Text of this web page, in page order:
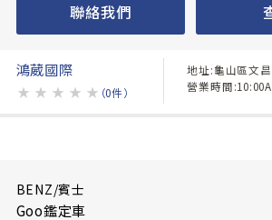
聯絡我們
鴻葳國際
★ ★ ★ ★ ★ （0件）
地址:龜山區文
營業時間
BENZ/賓士
Goo鑑定車